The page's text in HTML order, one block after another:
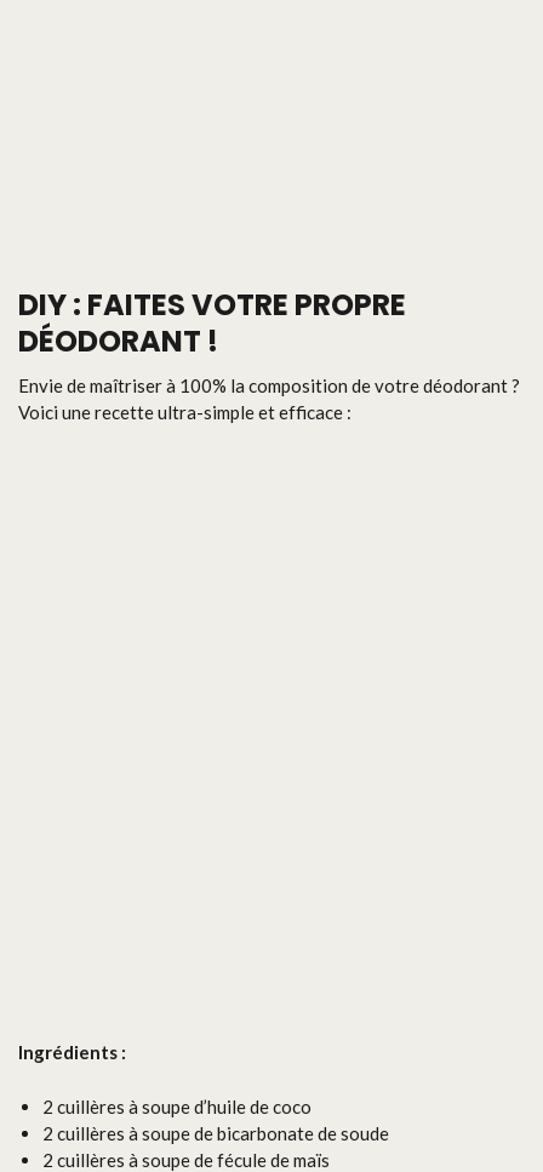
DIY : FAITES VOTRE PROPRE
DÉODORANT !
Envie de maîtriser à 100% la composition de votre déodorant ?
Voici une recette ultra-simple et efficace :
Ingrédients :
2 cuillères à soupe d’huile de coco
2 cuillères à soupe de bicarbonate de soude
2 cuillères à soupe de fécule de maïs